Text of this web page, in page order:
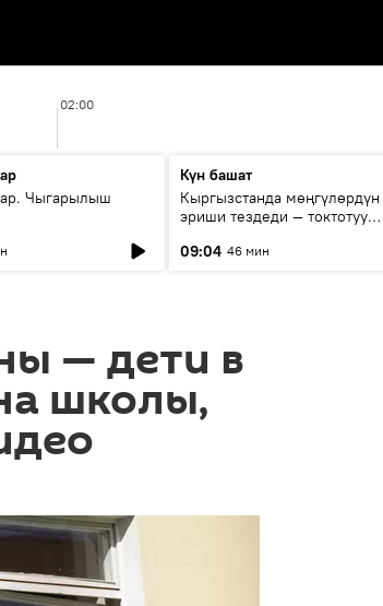
02:00
Чыгарылыш
Күн башат
Кыргызстанда мөңгүлөрдүн
эриши тездеди — токтотуу
09:04 46 мин
— дети в
школы,